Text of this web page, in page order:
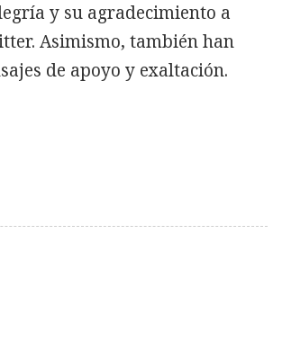
y su agradecimiento a
Asimismo, también han
de apoyo y exaltación.